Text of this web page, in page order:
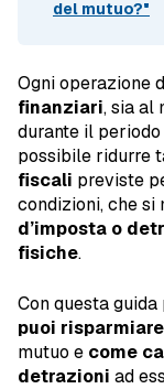
del mutuo?"
Ogni operazione
finanziari, sia al
durante il periodo
possibile ridurre
fiscali previste
condizioni, che si
d’imposta o
fisiche.
Con questa
puoi risparmiare
mutuo e come
detrazioni ad